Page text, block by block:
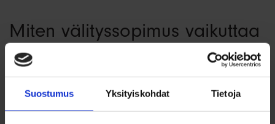
Suostumus Yksityiskohdat Tietoja
Miten välityssopimus vaikuttaa
palkkion maksuun?
Välityssopimuksen tyyppi määrittääpalkkiovelvollisuuden
ehdot ja mahdolliset poikkeukset.